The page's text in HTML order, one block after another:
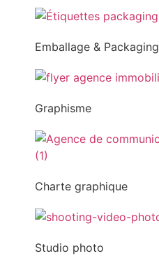
Emballage & Packaging
Graphisme
Charte graphique
Studio photo